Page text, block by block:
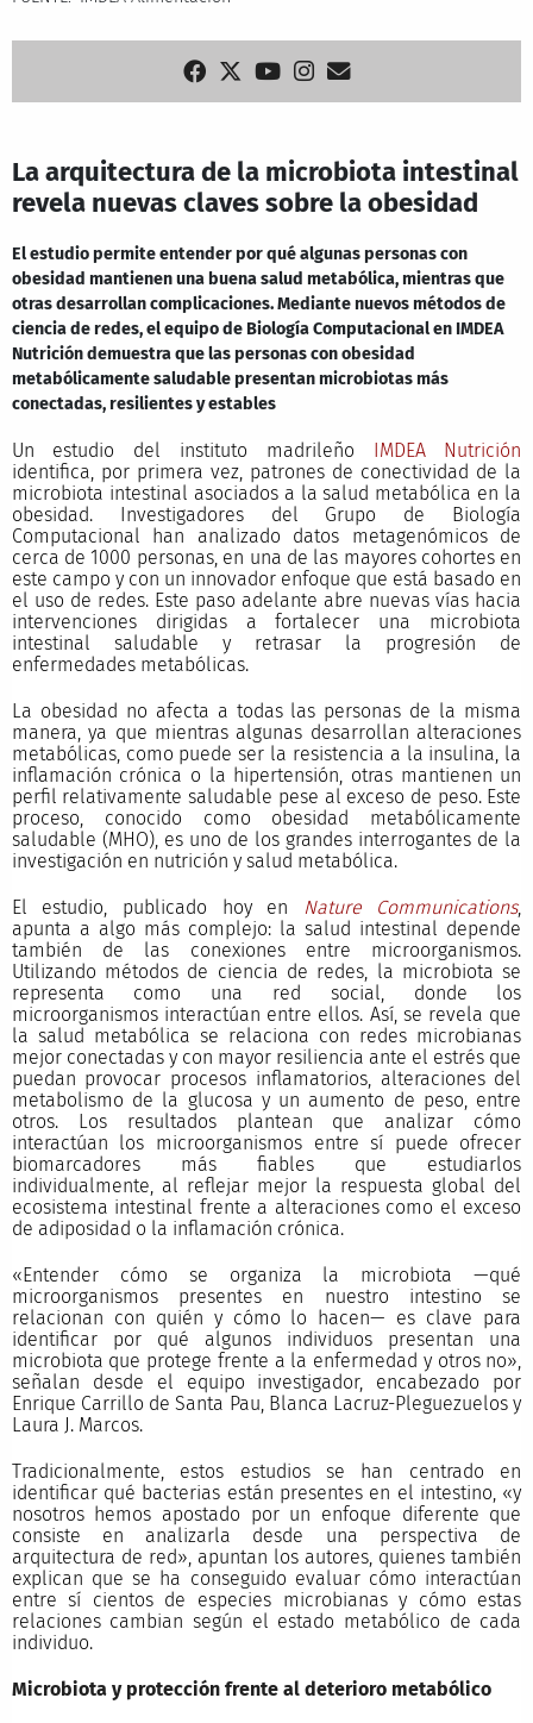
La arquitectura de la microbiota intestinal
revela nuevas claves sobre la obesidad
El estudio permite entender por qué algunas personas con
obesidad mantienen una buena salud metabólica, mientras que
otras desarrollan complicaciones. Mediante nuevos métodos de
ciencia de redes, el equipo de Biología Computacional en IMDEA
Nutrición demuestra que las personas con obesidad
metabólicamente saludable presentan microbiotas más
conectadas, resilientes y estables
Un estudio del instituto madrileño IMDEA Nutrición
identifica, por primera vez, patrones de conectividad de la
microbiota intestinal asociados a la salud metabólica en la
obesidad. Investigadores del Grupo de Biología
Computacional han analizado datos metagenómicos de
cerca de 1000 personas, en una de las mayores cohortes en
este campo y con un innovador enfoque que está basado en
el uso de redes. Este paso adelante abre nuevas vías hacia
intervenciones dirigidas a fortalecer una microbiota
intestinal saludable y retrasar la progresión de
enfermedades metabólicas.
La obesidad no afecta a todas las personas de la misma
manera, ya que mientras algunas desarrollan alteraciones
metabólicas, como puede ser la resistencia a la insulina, la
inflamación crónica o la hipertensión, otras mantienen un
perfil relativamente saludable pese al exceso de peso. Este
proceso, conocido como obesidad metabólicamente
saludable (MHO), es uno de los grandes interrogantes de la
investigación en nutrición y salud metabólica.
El estudio, publicado hoy en Nature Communications,
apunta a algo más complejo: la salud intestinal depende
también de las conexiones entre microorganismos.
Utilizando métodos de ciencia de redes, la microbiota se
representa como una red social, donde los
microorganismos interactúan entre ellos. Así, se revela que
la salud metabólica se relaciona con redes microbianas
mejor conectadas y con mayor resiliencia ante el estrés que
puedan provocar procesos inflamatorios, alteraciones del
metabolismo de la glucosa y un aumento de peso, entre
otros. Los resultados plantean que analizar cómo
interactúan los microorganismos entre sí puede ofrecer
biomarcadores más fiables que estudiarlos
individualmente, al reflejar mejor la respuesta global del
ecosistema intestinal frente a alteraciones como el exceso
de adiposidad o la inflamación crónica.
«Entender cómo se organiza la microbiota —qué
microorganismos presentes en nuestro intestino se
relacionan con quién y cómo lo hacen— es clave para
identificar por qué algunos individuos presentan una
microbiota que protege frente a la enfermedad y otros no»,
señalan desde el equipo investigador, encabezado por
Enrique Carrillo de Santa Pau, Blanca Lacruz-Pleguezuelos y
Laura J. Marcos.
Tradicionalmente, estos estudios se han centrado en
identificar qué bacterias están presentes en el intestino, «y
nosotros hemos apostado por un enfoque diferente que
consiste en analizarla desde una perspectiva de
arquitectura de red», apuntan los autores, quienes también
explican que se ha conseguido evaluar cómo interactúan
entre sí cientos de especies microbianas y cómo estas
relaciones cambian según el estado metabólico de cada
individuo.
Microbiota y protección frente al deterioro metabólico